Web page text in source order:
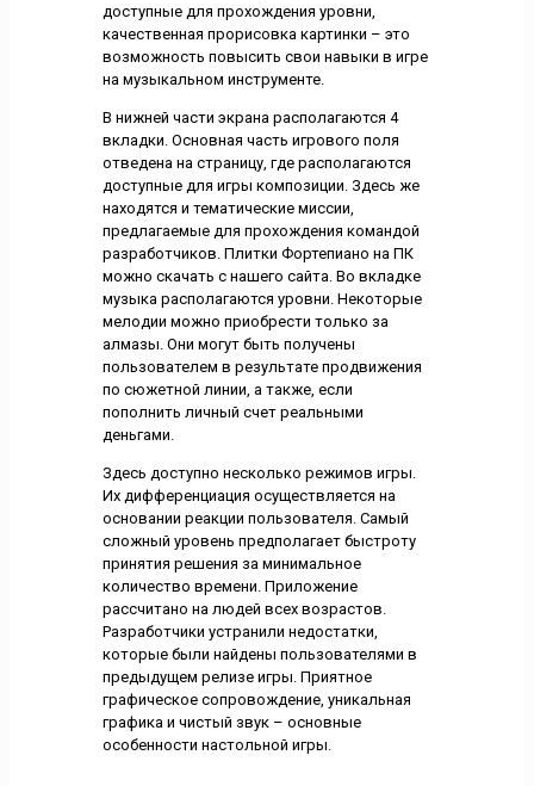
доступные для прохождения уровни,
качественная прорисовка картинки – это
возможность повысить свои навыки в игре
на музыкальном инструменте.
В нижней части экрана располагаются 4
вкладки. Основная часть игрового поля
отведена на страницу, где располагаются
доступные для игры композиции. Здесь же
находятся и тематические миссии,
предлагаемые для прохождения командой
разработчиков. Плитки Фортепиано на ПК
можно скачать с нашего сайта. Во вкладке
музыка располагаются уровни. Некоторые
мелодии можно приобрести только за
алмазы. Они могут быть получены
пользователем в результате продвижения
по сюжетной линии, а также, если
пополнить личный счет реальными
деньгами.
Здесь доступно несколько режимов игры.
Их дифференциация осуществляется на
основании реакции пользователя. Самый
сложный уровень предполагает быстроту
принятия решения за минимальное
количество времени. Приложение
рассчитано на людей всех возрастов.
Разработчики устранили недостатки,
которые были найдены пользователями в
предыдущем релизе игры. Приятное
графическое сопровождение, уникальная
графика и чистый звук – основные
особенности настольной игры.